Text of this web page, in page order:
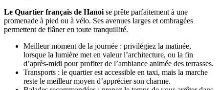
Le Quartier français de Hanoise prête parfaitement à une
promenade à pied ou à vélo. Ses avenues larges et ombragées
permettent de flâner en toute tranquillité.
Meilleur moment de la journée : privilégiez la matinée,
lorsque la lumière met en valeur l’architecture, ou la fin
d’après-midi pour profiter de l’ambiance animée des terrasses.
Transports : le quartier est accessible en taxi, mais la marche
reste le meilleur moyen d’apprécier son charme.